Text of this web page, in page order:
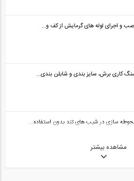
و اجرای لوله های گرمایش از کف و...
کاری برش، سایز بندی و شابلن بندی...
سازی در شیب های تند بدون استفاده...
مشاهده بیشتر